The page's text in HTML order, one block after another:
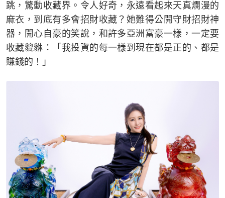
跳，驚動收藏界。令人好奇，永遠看起來天真爛漫的
麻衣，到底有多會招財收藏？她難得公開守財招財神
器，開心自豪的笑說，和許多亞洲富豪一樣，一定要
收藏貔貅：「我投資的每一樣到現在都是正的、都是
賺錢的！」